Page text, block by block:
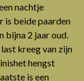
nachtje
is beide paarden
bijna 2 jaar oud.
kreeg van zijn
hengst
is een